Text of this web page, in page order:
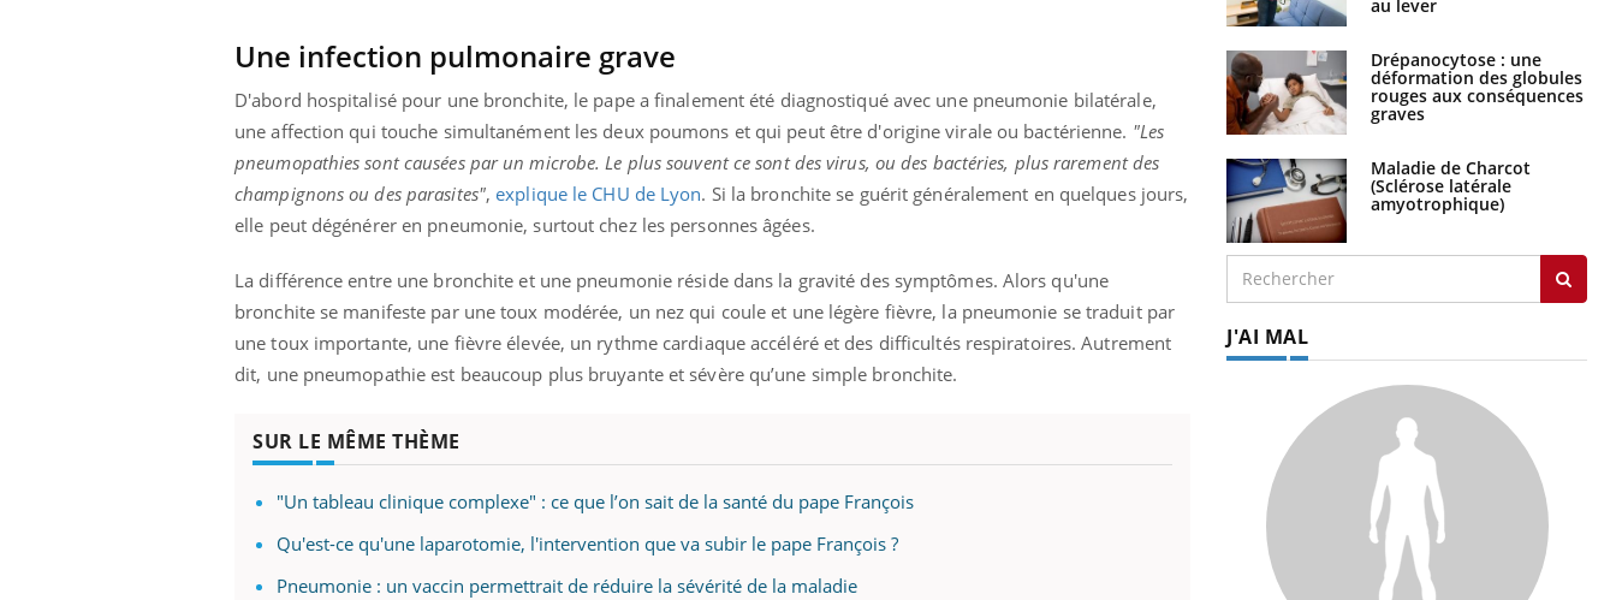
Une infection pulmonaire grave
D'abord hospitalisé pour une bronchite, le pape a finalement été diagnostiqué avec une pneumonie bilatérale,
une affection qui touche simultanément les deux poumons et qui peut être d'origine virale ou bactérienne. "Les
pneumopathies sont causées par un microbe. Le plus souvent ce sont des virus, ou des bactéries, plus rarement des
champignons ou des parasites",explique le CHU de Lyon. Si la bronchite se guérit généralement en quelques jours,
elle peut dégénérer en pneumonie, surtout chez les personnes âgées.
La différence entre une bronchite et une pneumonie réside dans la gravité des symptômes. Alors qu'une
bronchite se manifeste par une toux modérée, un nez qui coule et une légère fièvre, la pneumonie se traduit par
une toux importante, une fièvre élevée, un rythme cardiaque accéléré et des difficultés respiratoires. Autrement
dit, une pneumopathie est beaucoup plus bruyante et sévère qu’une simple bronchite.
SUR LE MÊME THÈME
"Un tableau clinique complexe" : ce que l’on sait de la santé du pape François
Qu'est-ce qu'une laparotomie, l'intervention que va subir le pape François ?
Pneumonie : un vaccin permettrait de réduire la sévérité de la maladie
au lever
Drépanocytose : une
déformation des globules
rouges aux conséquences
graves
Maladie de Charcot
(Sclérose latérale
amyotrophique)
J'AI MAL